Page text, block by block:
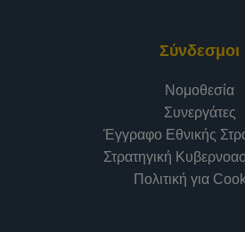
Σύνδεσμοι
Νομοθεσία
Συνεργάτες
Έγγραφο Εθνικής
Στρατηγική
Πολιτική για